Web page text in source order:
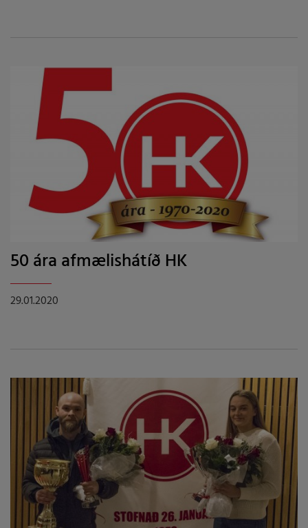
50 ára afmælishátíð HK
29.01.2020